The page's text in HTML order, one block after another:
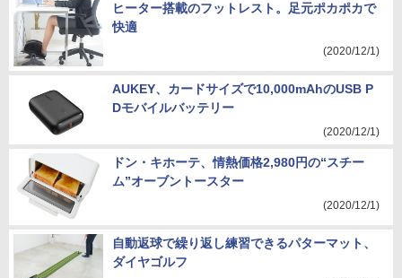
ヒーター搭載のフットレスト。足元ポカポカで
快適
(2020/12/1)
AUKEY、カードサイズで10,000mAhのUSB P
Dモバイルバッテリー
(2020/12/1)
ドン・キホーテ、情熱価格2,980円の“スチー
ム”オーブントースター
(2020/12/1)
自動返球で繰り返し練習できるパターマット、
ダイヤゴルフ